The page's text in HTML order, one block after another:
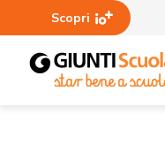
Scopri